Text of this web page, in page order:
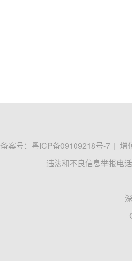
备案号： 粤ICP备09109218号-7 | 增
违法和不良信息举报电